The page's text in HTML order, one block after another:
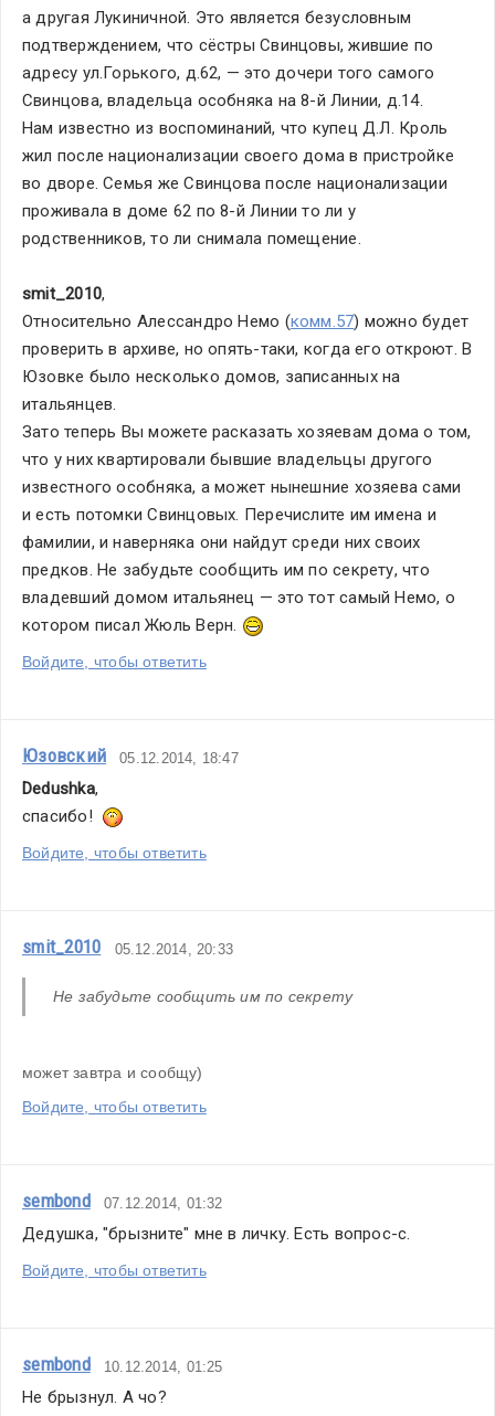
а другая Лукиничной. Это является безусловным
подтверждением, что сёстры Свинцовы, жившие по
адресу ул.Горького, д.62, — это дочери того самого
Свинцова, владельца особняка на 8-й Линии, д.14.
Нам известно из воспоминаний, что купец Д.Л. Кроль
жил после национализации своего дома в пристройке
во дворе. Семья же Свинцова после национализации
проживала в доме 62 по 8-й Линии то ли у
родственников, то ли снимала помещение.
smit_2010,
Относительно Алессандро Немо (комм.57) можно будет
проверить в архиве, но опять-таки, когда его откроют. В
Юзовке было несколько домов, записанных на
итальянцев.
Зато теперь Вы можете расказать хозяевам дома о том,
что у них квартировали бывшие владельцы другого
известного особняка, а может нынешние хозяева сами
и есть потомки Свинцовых. Перечислите им имена и
фамилии, и наверняка они найдут среди них своих
предков. Не забудьте сообщить им по секрету, что
владевший домом итальянец — это тот самый Немо, о
котором писал Жюль Верн.
Войдите, чтобы ответить
Юзовский 05.12.2014, 18:47
Dedushka,
спасибо!
Войдите, чтобы ответить
smit_2010 05.12.2014, 20:33
Не забудьте сообщить им по секрету
может завтра и сообщу)
Войдите, чтобы ответить
sembond 07.12.2014, 01:32
Дедушка, "брызните" мне в личку. Есть вопрос-с.
Войдите, чтобы ответить
sembond 10.12.2014, 01:25
Не брызнул. А чо?